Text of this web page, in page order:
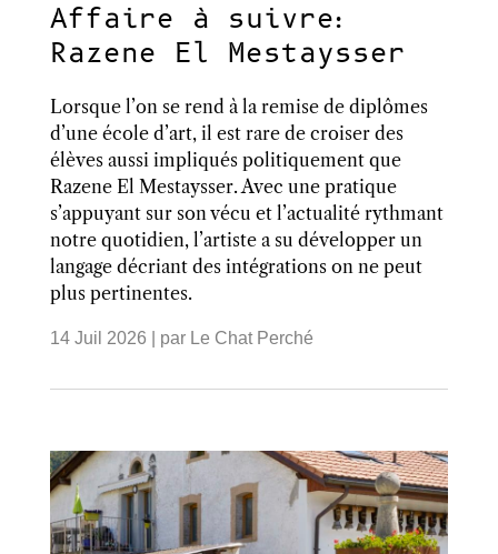
Affaire à suivre:
Razene El Mestaysser
Lorsque l’on se rend à la remise de diplômes
d’une école d’art, il est rare de croiser des
élèves aussi impliqués politiquement que
Razene El Mestaysser. Avec une pratique
s’appuyant sur son vécu et l’actualité rythmant
notre quotidien, l’artiste a su développer un
langage décriant des intégrations on ne peut
plus pertinentes.
14 Juil 2026 | par Le Chat Perché